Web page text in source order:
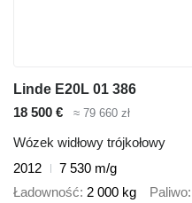
Linde E20L 01 386
18 500 €
≈ 79 660 zł
Wózek widłowy trójkołowy
2012
7 530 m/g
Ładowność 2 000 kg Paliwo